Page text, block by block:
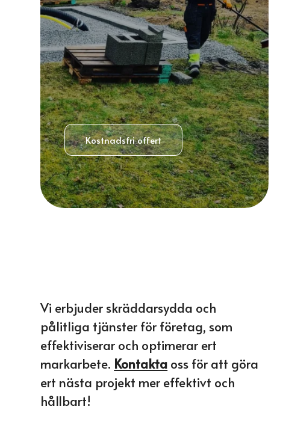
Kostnadsfri offert
Vi erbjuder skräddarsydda och
pålitliga tjänster för företag, som
effektiviserar och optimerar ert
markarbete. Kontakta oss för att göra
ert nästa projekt mer effektivt och
hållbart!